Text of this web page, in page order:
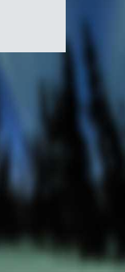
Canada